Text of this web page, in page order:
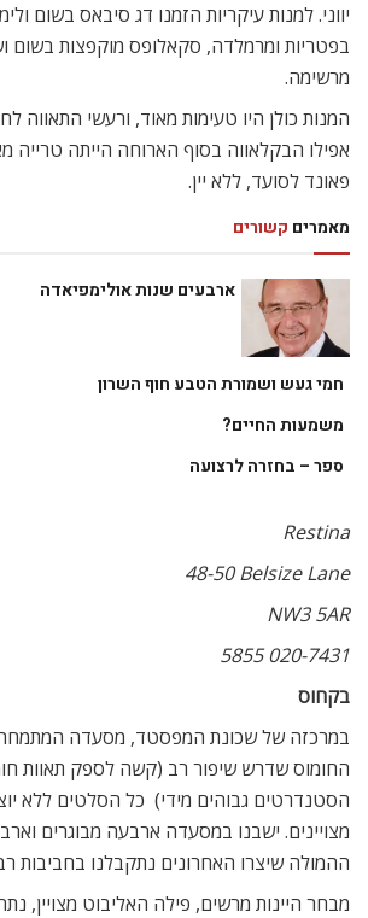
יווני. למנות עיקריות הזמנו דג סיבאס בשום
בפטריות ומרמלדה, סקאלופס מוקפצות בשום
מרשימה.
המנות כולן היו טעימות מאוד, ורעשי התאווה
פאונד לסועד, ללא יין.
מאמרים קשורים
ארבעים שנות אולימפיאדה
חמי געש ושמורת הטבע חוף השרון
משמעות החיים?
ספר – בחזרה לרצועה
Restina
48-50 Belsize Lane
NW3 5AR
020-7431 5855
בקחוס
במרכזה של שכונת המפסטד, מסעדה
החומוס שדרש שיפור רב (קשה לספק תאוות
הסטנדרטים גבוהים מידי)  כל הסלטים ללא
מצויינים. ישבנו במסעדה ארבעה מבוגרים
ההמולה שיצרו האחרונים נתקבלנו בחביבות
מבחר היינות מרשים, פילה האליבוט מצויין,